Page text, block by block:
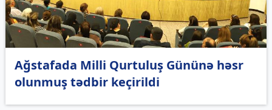
Ağstafada Milli Qurtuluş Gününə həsr
olunmuş tədbir keçirildi